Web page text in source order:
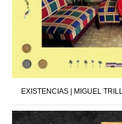
EXISTENCIAS | MIGUEL